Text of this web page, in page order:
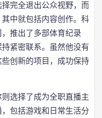
完全退出公众视野，而
中就包括内容创作。科
推出了多部体育纪录
紧密联系。虽然他没有
创新的项目，成功保持
选择了成为全职直播主
包括游戏和日常生活分